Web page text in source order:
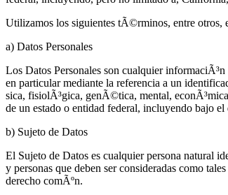
Utilizamos los siguientes tÃ©rminos, entre otros,
a) Datos Personales
Los Datos Personales son cualquier
en particular mediante la referencia a un
sica, fisiolÃ³gica, genÃ©tica, mental,
de un estado o entidad federal, incluyendo bajo el
b) Sujeto de Datos
El Sujeto de Datos es cualquier persona natural
y personas que deben ser consideradas como
derecho comÃºn.